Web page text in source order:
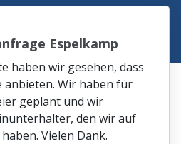
Espelkamp
haben wir gesehen, dass
anbieten. Wir haben für
geplant und wir
den wir auf
Vielen Dank.